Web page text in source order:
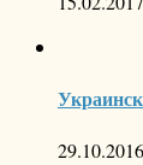
29.10.2016